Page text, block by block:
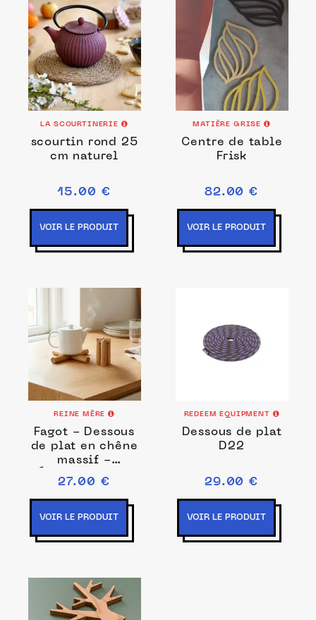
LA SCOURTINERIE
scourtin rond 25
cm naturel
15.00 €
VOIR LE PRODUIT
MATIÈRE GRISE
Centre de table
Frisk
82.00 €
VOIR LE PRODUIT
REINE MÈRE
Fagot - Dessous
de plat en chêne
massif -
Élastique Noir
27.00 €
VOIR LE PRODUIT
REDEEM EQUIPMENT
Dessous de plat
D22
29.00 €
VOIR LE PRODUIT